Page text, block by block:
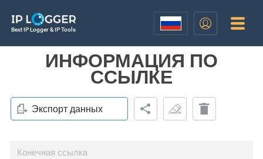
Best IP Logger & IP Tools
ИНФОРМАЦИЯ ПО
ССЫЛКЕ
Экспорт данных
Конечная ссылка